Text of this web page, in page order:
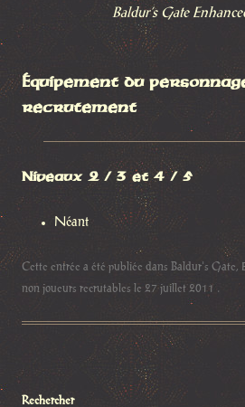
Baldur’s Gate
Équipement du
recrutement
Niveaux 2 / 3 et 4 / 5
Néant
Cette entrée a été publiée dans Baldur's Gate,
non joueurs recrutables le 27 juillet 2011 .
Rechercher